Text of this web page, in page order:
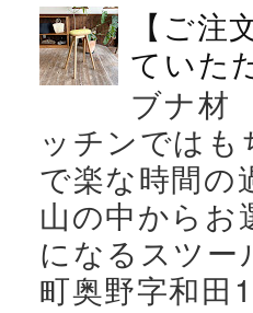
【ご
ていた
ブナ材
ッチンでは
で楽な時間の
山の中から
になるスツー
町奥野字和